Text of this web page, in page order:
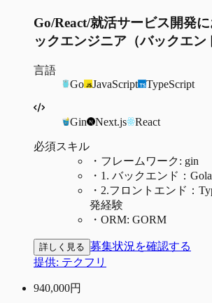
Go/React/就活サービス開発
ックエンジニア（バックエン
言語
Go
JavaScript TypeScript
Gin Next.js React
必須スキル
・ フレームワーク: gin
・ 1. バックエンド：
・ 2.フロントエンド：
発経験
・ ORM: GORM
詳しく見る 募集状況を確認する
提供: テクフリ
940,000円